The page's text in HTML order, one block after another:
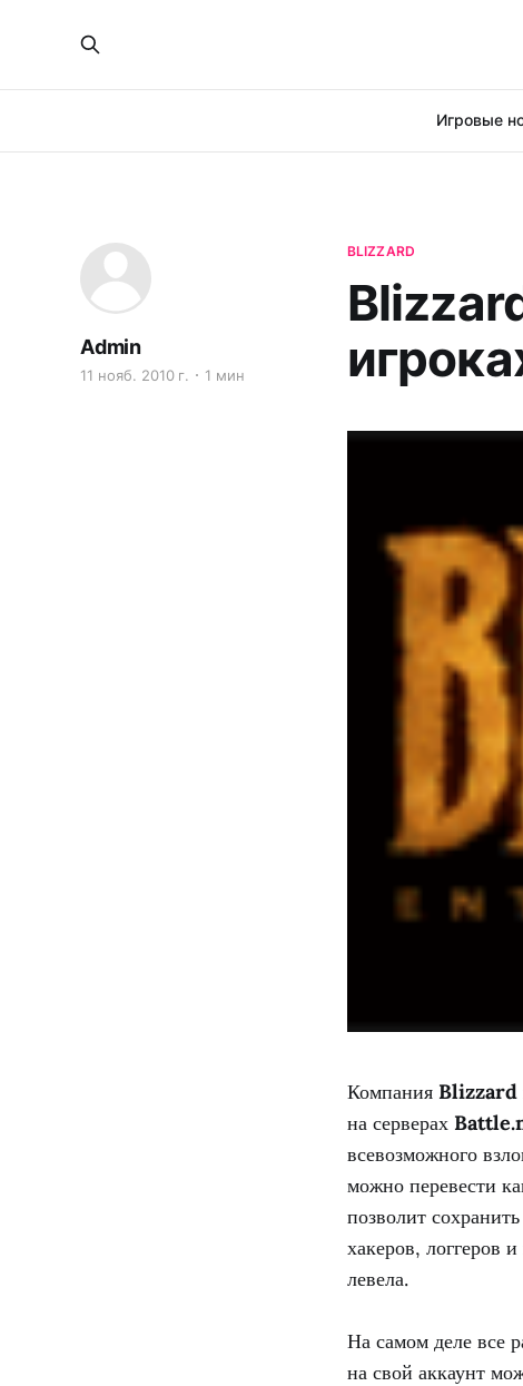
Игровые
BLIZZARD
Admin
11 нояб. 2010 г. 1 мин
Компания Blizzard
на серверах
всевозможного
можно перевести
позволит
хакеров, логгеров
левела.
На самом деле все
на свой аккаунт